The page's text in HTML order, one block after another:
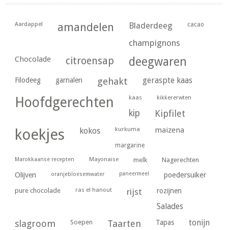
Aardappel amandelen Bladerdeeg cacao
champignons
Chocolade citroensap deegwaren
Filodeeg garnalen gehakt geraspte kaas
Hoofdgerechten kaas kikkererwten
kip Kipfilet
koekjes kokos kurkuma maizena
margarine
Marokkaanse recepten Mayonaise melk Nagerechten
Olijven oranjebloesemwater paneermeel poedersuiker
pure chocolade ras el hanout rijst rozijnen
Salades
slagroom Soepen Taarten Tapas tonijn